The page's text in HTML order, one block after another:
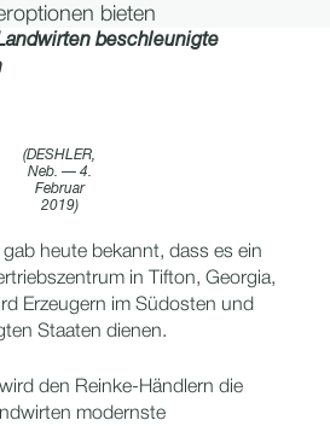
bieten
beschleunigte
(DESHLER,
Neb. — 4.
Februar
2019)
heute bekannt, dass es ein
in Tifton, Georgia,
Erzeugern im Südosten und
Staaten dienen.
den Reinke-Händlern die
modernste